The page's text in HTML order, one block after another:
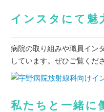
インスタにて魅
病院の取り組みや職員イン
しています。ぜひご覧くだ
私たちと一緒に